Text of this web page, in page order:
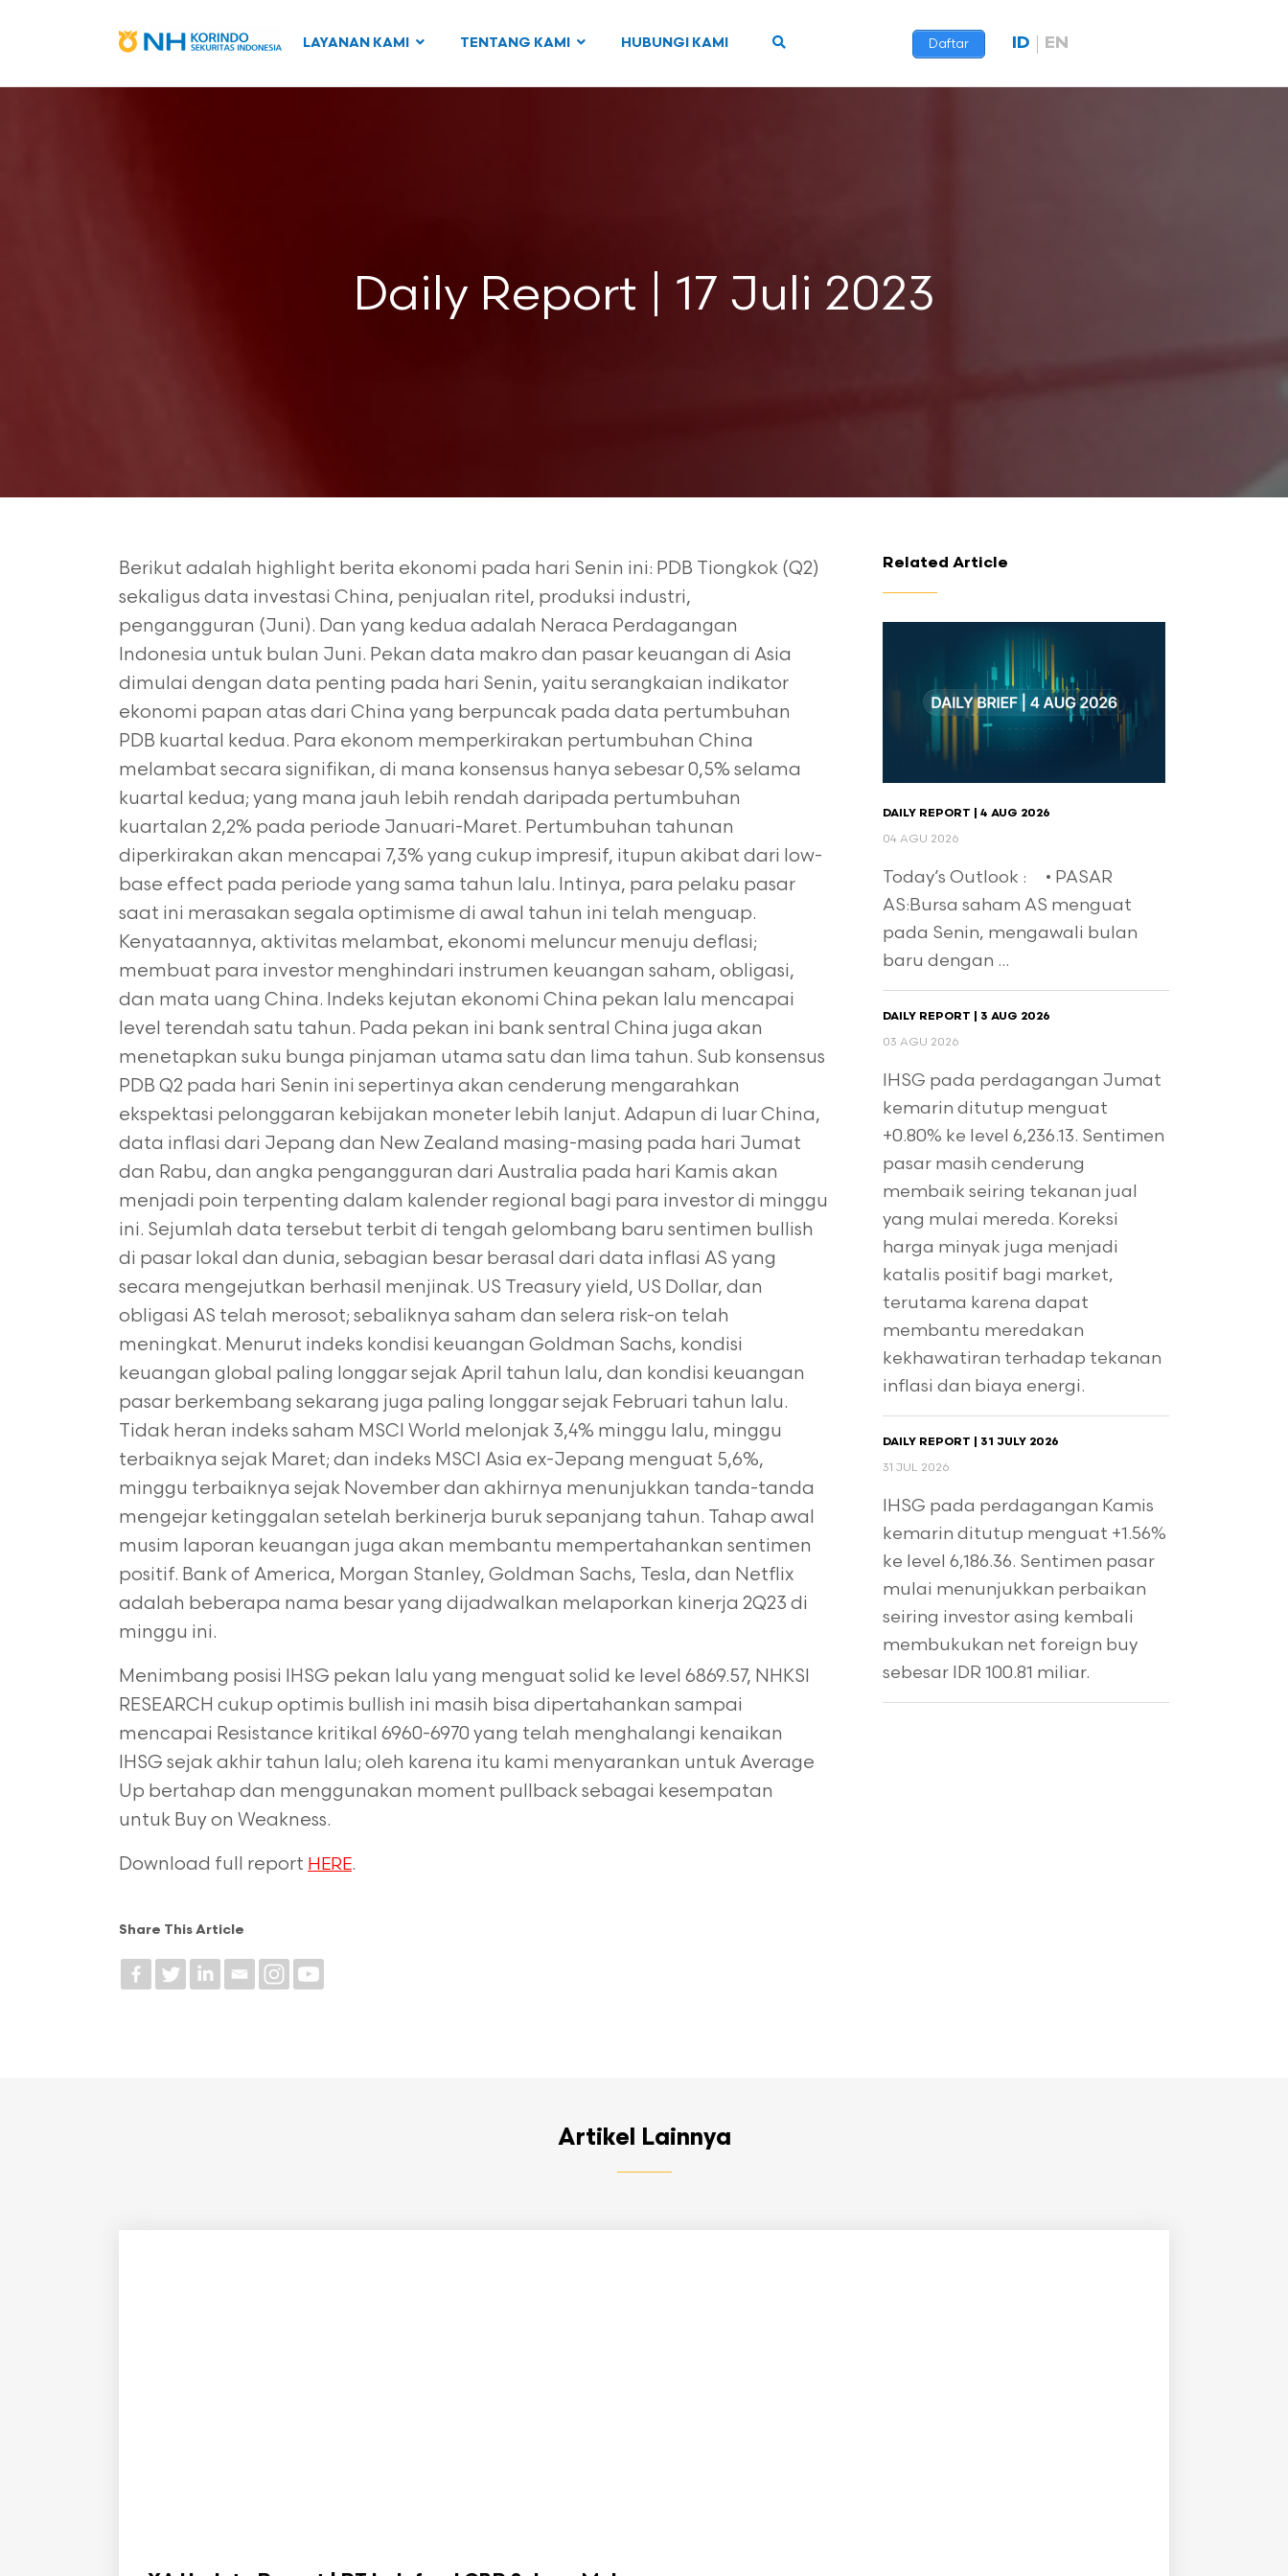
LAYANAN KAMI TENTANG KAMI HUBUNGI KAMI Daftar ID EN
Daily Report | 17 Juli 2023
Berikut adalah highlight berita ekonomi pada hari Senin ini: PDB Tiongkok (Q2)
sekaligus data investasi China, penjualan ritel, produksi industri,
pengangguran (Juni). Dan yang kedua adalah Neraca Perdagangan
Indonesia untuk bulan Juni. Pekan data makro dan pasar keuangan di Asia
dimulai dengan data penting pada hari Senin, yaitu serangkaian indikator
ekonomi papan atas dari China yang berpuncak pada data pertumbuhan
PDB kuartal kedua. Para ekonom memperkirakan pertumbuhan China
melambat secara signifikan, di mana konsensus hanya sebesar 0,5% selama
kuartal kedua; yang mana jauh lebih rendah daripada pertumbuhan
kuartalan 2,2% pada periode Januari-Maret. Pertumbuhan tahunan
diperkirakan akan mencapai 7,3% yang cukup impresif, itupun akibat dari low-
base effect pada periode yang sama tahun lalu. Intinya, para pelaku pasar
saat ini merasakan segala optimisme di awal tahun ini telah menguap.
Kenyataannya, aktivitas melambat, ekonomi meluncur menuju deflasi;
membuat para investor menghindari instrumen keuangan saham, obligasi,
dan mata uang China. Indeks kejutan ekonomi China pekan lalu mencapai
level terendah satu tahun. Pada pekan ini bank sentral China juga akan
menetapkan suku bunga pinjaman utama satu dan lima tahun. Sub konsensus
PDB Q2 pada hari Senin ini sepertinya akan cenderung mengarahkan
ekspektasi pelonggaran kebijakan moneter lebih lanjut. Adapun di luar China,
data inflasi dari Jepang dan New Zealand masing-masing pada hari Jumat
dan Rabu, dan angka pengangguran dari Australia pada hari Kamis akan
menjadi poin terpenting dalam kalender regional bagi para investor di minggu
ini. Sejumlah data tersebut terbit di tengah gelombang baru sentimen bullish
di pasar lokal dan dunia, sebagian besar berasal dari data inflasi AS yang
secara mengejutkan berhasil menjinak. US Treasury yield, US Dollar, dan
obligasi AS telah merosot; sebaliknya saham dan selera risk-on telah
meningkat. Menurut indeks kondisi keuangan Goldman Sachs, kondisi
keuangan global paling longgar sejak April tahun lalu, dan kondisi keuangan
pasar berkembang sekarang juga paling longgar sejak Februari tahun lalu.
Tidak heran indeks saham MSCI World melonjak 3,4% minggu lalu, minggu
terbaiknya sejak Maret; dan indeks MSCI Asia ex-Jepang menguat 5,6%,
minggu terbaiknya sejak November dan akhirnya menunjukkan tanda-tanda
mengejar ketinggalan setelah berkinerja buruk sepanjang tahun. Tahap awal
musim laporan keuangan juga akan membantu mempertahankan sentimen
positif. Bank of America, Morgan Stanley, Goldman Sachs, Tesla, dan Netflix
adalah beberapa nama besar yang dijadwalkan melaporkan kinerja 2Q23 di
minggu ini.
Menimbang posisi IHSG pekan lalu yang menguat solid ke level 6869.57, NHKSI
RESEARCH cukup optimis bullish ini masih bisa dipertahankan sampai
mencapai Resistance kritikal 6960-6970 yang telah menghalangi kenaikan
IHSG sejak akhir tahun lalu; oleh karena itu kami menyarankan untuk Average
Up bertahap dan menggunakan moment pullback sebagai kesempatan
untuk Buy on Weakness.
Download full report HERE.
Share This Article
Related Article
DAILY REPORT | 4 AUG 2026
04 AGU 2026
Today’s Outlook : • PASAR
AS:Bursa saham AS menguat
pada Senin, mengawali bulan
baru dengan ...
DAILY REPORT | 3 AUG 2026
03 AGU 2026
IHSG pada perdagangan Jumat
kemarin ditutup menguat
+0.80% ke level 6,236.13. Sentimen
pasar masih cenderung
membaik seiring tekanan jual
yang mulai mereda. Koreksi
harga minyak juga menjadi
katalis positif bagi market,
terutama karena dapat
membantu meredakan
kekhawatiran terhadap tekanan
inflasi dan biaya energi.
DAILY REPORT | 31 JULY 2026
31 JUL 2026
IHSG pada perdagangan Kamis
kemarin ditutup menguat +1.56%
ke level 6,186.36. Sentimen pasar
mulai menunjukkan perbaikan
seiring investor asing kembali
membukukan net foreign buy
sebesar IDR 100.81 miliar.
Artikel Lainnya